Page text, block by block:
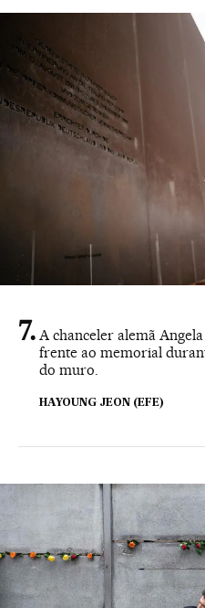
A chanceler alemã
frente ao memorial
do muro.
HAYOUNG JEON (EFE)